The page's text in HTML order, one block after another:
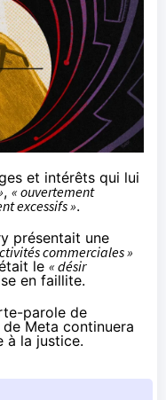
et intérêts qui lui
, « ouvertement
excessifs ».
présentait une
commerciales »
le « désir
en faillite.
parole de
Meta continuera
à la justice.